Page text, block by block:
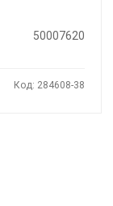
50007620
Код: 284608-38